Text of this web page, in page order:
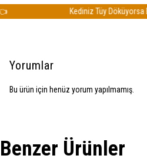
Kediniz Tüy Döküyorsa
Yorumlar
Bu ürün için henüz yorum yapılmamış.
Benzer Ürünler